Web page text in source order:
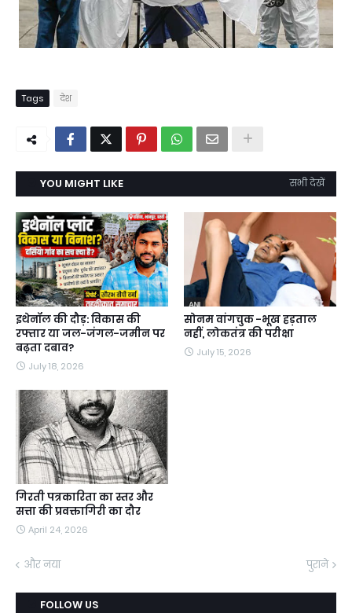
Tags देश
YOU MIGHT LIKE सभी देखें
इथेनॉल की दौड़: विकास की
रफ्तार या जल-जंगल-जमीन पर
बढ़ता दबाव?
July 18, 2026
सोनम वांगचुक -भूख हड़ताल
नहीं, लोकतंत्र की परीक्षा
July 15, 2026
गिरती पत्रकारिता का स्तर और
सत्ता की प्रवक्तागिरी का दौर
April 24, 2026
और नया पुराने
FOLLOW US